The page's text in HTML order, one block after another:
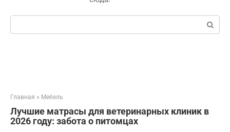
Поиск:
Главная » Мебель
Лучшие матрасы для ветеринарных клиник в
2026 году: забота о питомцах